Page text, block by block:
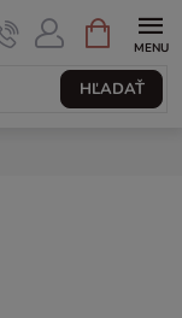
HĽADAŤ
NÁKUPNÝ
KOŠÍK